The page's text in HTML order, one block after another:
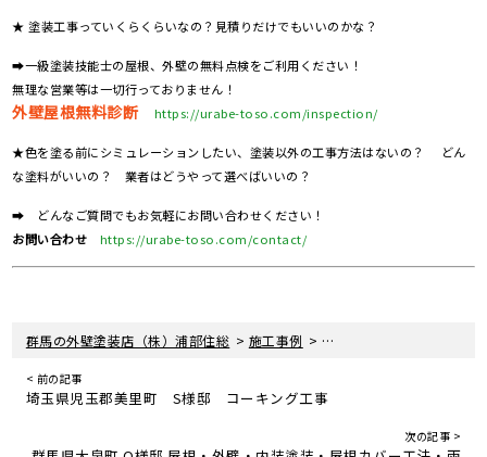
★ 塗装工事っていくらくらいなの？見積りだけでもいいのかな？
➡一級塗装技能士の屋根、外壁の無料点検をご利用ください！
無理な営業等は一切行っておりません！
外壁屋根無料診断 https://urabe-toso.com/inspection/
★色を塗る前にシミュレーションしたい、塗装以外の工事方法はないの？ どん
な塗料がいいの？ 業者はどうやって選べばいいの？
➡ どんなご質問でもお気軽にお問い合わせください！
お問い合わせ
https://urabe-toso.com/contact/
群馬の外壁塗装店（株）浦部住総 > 施工事例 > 埼玉県児玉郡上里町 Y
< 前の記事
埼玉県児玉郡美里町 S様邸 コーキング工事
次の記事 >